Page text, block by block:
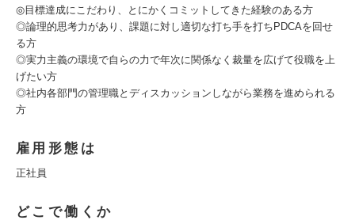
◎目標達成にこだわり、とにかくコミットしてきた経験のある方
◎論理的思考力があり、課題に対し適切な打ち手を打ちPDCAを回せ
る方
◎実力主義の環境で自らの力で年次に関係なく裁量を広げて役職を上
げたい方
◎社内各部門の管理職とディスカッションしながら業務を進められる
方
雇用形態は
正社員
どこで働くか